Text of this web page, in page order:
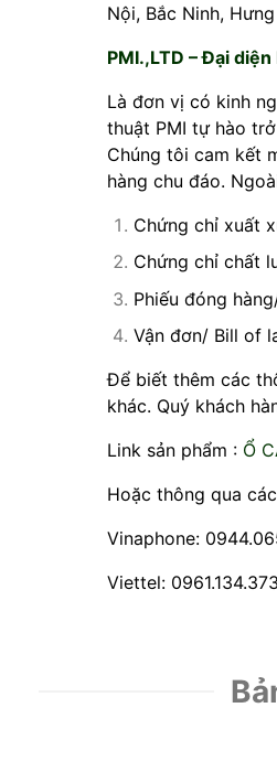
Nội, Bắc Ninh,
PMI.,LTD – Đại
Là đơn vị có kinh
thuật PMI tự hào
Chúng tôi cam kết
hàng chu đáo.
Chứng chỉ xuất
Chứng chỉ chất
Phiếu đóng
Vận đơn/ Bill of
Để biết thêm các
khác. Quý khách
Link sản phẩm : Ổ
Hoặc thông qua
Vinaphone:
Viettel: 0961.134.373